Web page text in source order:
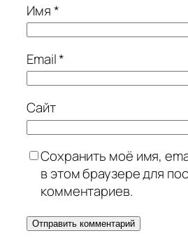
Имя*
Email*
Сайт
Сохранить моё имя,
в этом браузере для
комментариев.